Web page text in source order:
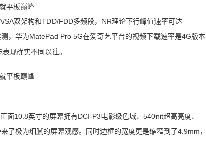
双架构和TDD/FDD多频段，NR理论下行峰值速率可达
，华为MatePad Pro 5G在爱奇艺平台的视频下载速率是4G版本
现确实不同以往。
10.8英寸的屏幕拥有DCI-P3电影级色域、540nit超高亮度、
了极为细腻的屏幕观感。同时边框的宽度更是缩窄到了4.9mm，